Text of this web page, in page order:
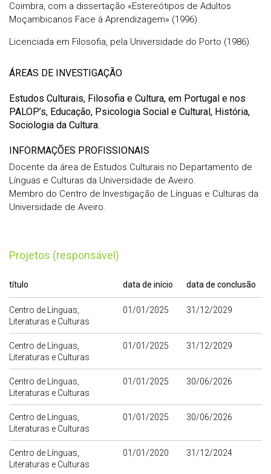
Coimbra, com a dissertação «Estereótipos de Adultos
Moçambicanos Face à Aprendizagem» (1996).
Licenciada em Filosofia, pela Universidade do Porto (1986).
ÁREAS DE INVESTIGAÇÃO
Estudos Culturais, Filosofia e Cultura, em Portugal e nos
PALOP’s, Educação, Psicologia Social e Cultural, História,
Sociologia da Cultura.
INFORMAÇÕES PROFISSIONAIS
Docente da área de Estudos Culturais no Departamento de
Línguas e Culturas da Universidade de Aveiro.
Membro do Centro de Investigação de Línguas e Culturas da
Universidade de Aveiro.
Projetos (responsável)
título data de início data de conclusão
Centro de Línguas,
Literaturas e Culturas
01/01/2025 31/12/2029
Centro de Línguas,
Literaturas e Culturas
01/01/2025 31/12/2029
Centro de Línguas,
Literaturas e Culturas
01/01/2025 30/06/2026
Centro de Línguas,
Literaturas e Culturas
01/01/2025 30/06/2026
Centro de Línguas,
Literaturas e Culturas
01/01/2020 31/12/2024